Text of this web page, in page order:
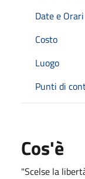
Date e Orari
Costo
Luogo
Punti di
Cos'è
"Scelse la